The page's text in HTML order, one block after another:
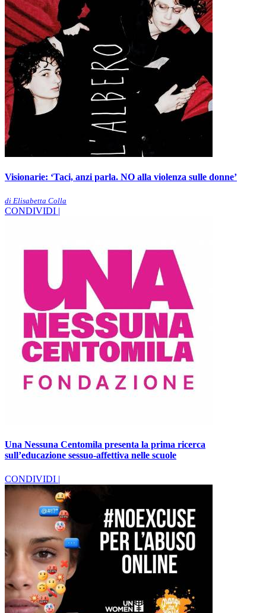
Visionarie: ‘Taci, anzi parla. NO alla violenza sulle donne’
di Elisabetta Colla
CONDIVIDI |
Una Nessuna Centomila presenta la prima ricerca
sull’educazione sessuo-affettiva nelle scuole
CONDIVIDI |